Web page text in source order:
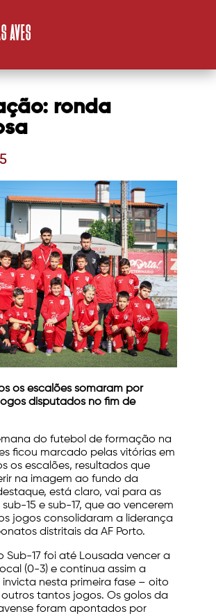
AVES
ronda
os escalões somaram por
disputados no fim de
do futebol de formação na
ficou marcado pelas vitórias em
os escalões, resultados que
na imagem ao fundo da
está claro, vai para as
15 e sub-17, que ao vencerem
jogos consolidaram a liderança
distritais da AF Porto.
Sub-17 foi até Lousada vencer a
(0-3) e continua assim a
nesta primeira fase – oito
tantos jogos. Os golos da
foram apontados por